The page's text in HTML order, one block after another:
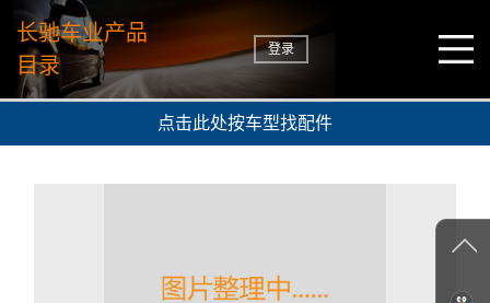
长驰车业产品
目录
登录
点击此处按车型找配件